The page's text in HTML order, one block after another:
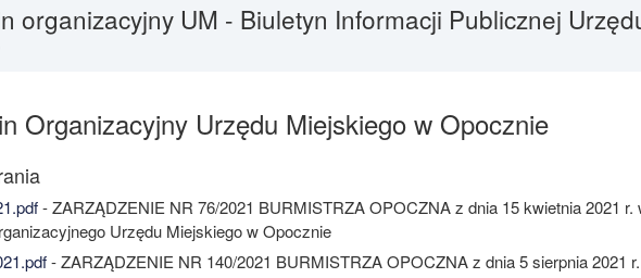
organizacyjny UM - Biuletyn Informacji Publicznej
Organizacyjny Urzędu Miejskiego w Opocznie
- ZARZĄDZENIE NR 76/2021 BURMISTRZA OPOCZNA z dnia 15 kwietnia 2021 r.
Urzędu Miejskiego w Opocznie
- ZARZĄDZENIE NR 140/2021 BURMISTRZA OPOCZNA z dnia 5 sierpnia 2021